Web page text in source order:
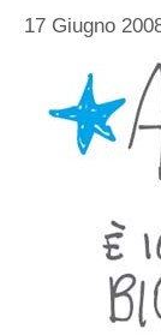
17 Giugno